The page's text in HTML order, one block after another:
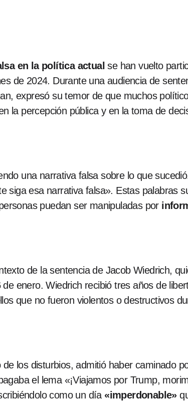
en la política actual se han vuelto
de 2024. Durante una audiencia de
expresó su temor de que muchos
la percepción pública y en la toma de
una narrativa falsa sobre lo que
esa narrativa falsa». Estas palabras
puedan ser manipuladas por
de la sentencia de Jacob Wiedrich,
enero. Wiedrich recibió tres años de
que no fueron violentos o destructivos
los disturbios, admitió haber caminado
el lema «¡Viajamos por Trump,
como un día «imperdonable»